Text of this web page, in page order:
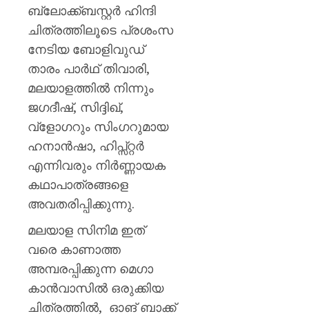
ബ്ലോക്ക്ബസ്റ്റർ ഹിന്ദി
ചിത്രത്തിലൂടെ പ്രശംസ
നേടിയ ബോളിവുഡ്
താരം പാർഥ് തിവാരി,
മലയാളത്തിൽ നിന്നും
ജഗദീഷ്, സിദ്ദിഖ്,
വ്ളോഗറും സിംഗറുമായ
ഹനാൻഷാ, ഹിപ്സ്റ്റർ
എന്നിവരും നിർണ്ണായക
കഥാപാത്രങ്ങളെ
അവതരിപ്പിക്കുന്നു.
മലയാള സിനിമ ഇത്
വരെ കാണാത്ത
അമ്പരപ്പിക്കുന്ന മെഗാ
കാൻവാസിൽ ഒരുക്കിയ
ചിത്രത്തിൽ, ഓങ് ബാക്ക്